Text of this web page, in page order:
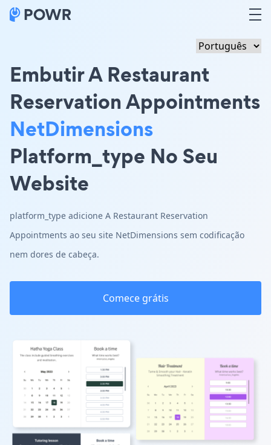
Embutir A Restaurant
Reservation Appointments
NetDimensions
Platform_type No Seu
Website
platform_type adicione A Restaurant Reservation
Appointments ao seu site NetDimensions sem codificação
nem dores de cabeça.
Comece grátis